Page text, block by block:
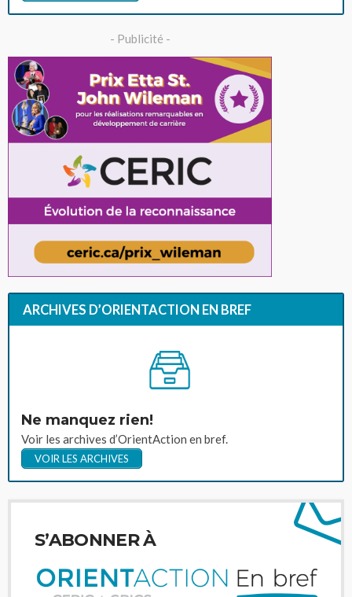
- Publicité -
ARCHIVES D’ORIENTACTION EN BREF
Ne manquez rien!
Voir les archives d’OrientAction en bref.
VOIR LES ARCHIVES
S’ABONNER À